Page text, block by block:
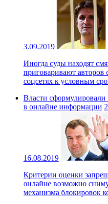
3.09.2019
Иногда суды находят
приговаривают авторов
соцсетях к условным
Власти
в онлайне информации 2
16.08.2019
Критерии оценки
онлайне возможно
механизма блокировок